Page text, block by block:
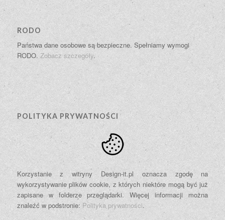
RODO
Państwa dane osobowe są bezpieczne. Spełniamy wymogi
RODO. Zobacz szczegóły.
POLITYKA PRYWATNOŚCI
Korzystanie z witryny Design-it.pl oznacza zgodę na
wykorzystywanie plików cookie, z których niektóre mogą być już
zapisane w folderze przeglądarki. Więcej informacji można
znaleźć w podstronie:Polityka prywatności.